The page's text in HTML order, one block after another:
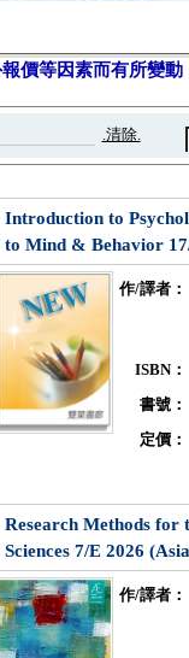
價等因素而有所變
.清除.
Introduction to
to Mind & Behavior
作/譯者：
ISBN：
書號：
定價：
Research Methods for
Sciences 7/E 2026
作/譯者：